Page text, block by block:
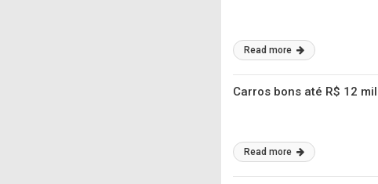
Read more
Carros bons até R$ 12
Read more